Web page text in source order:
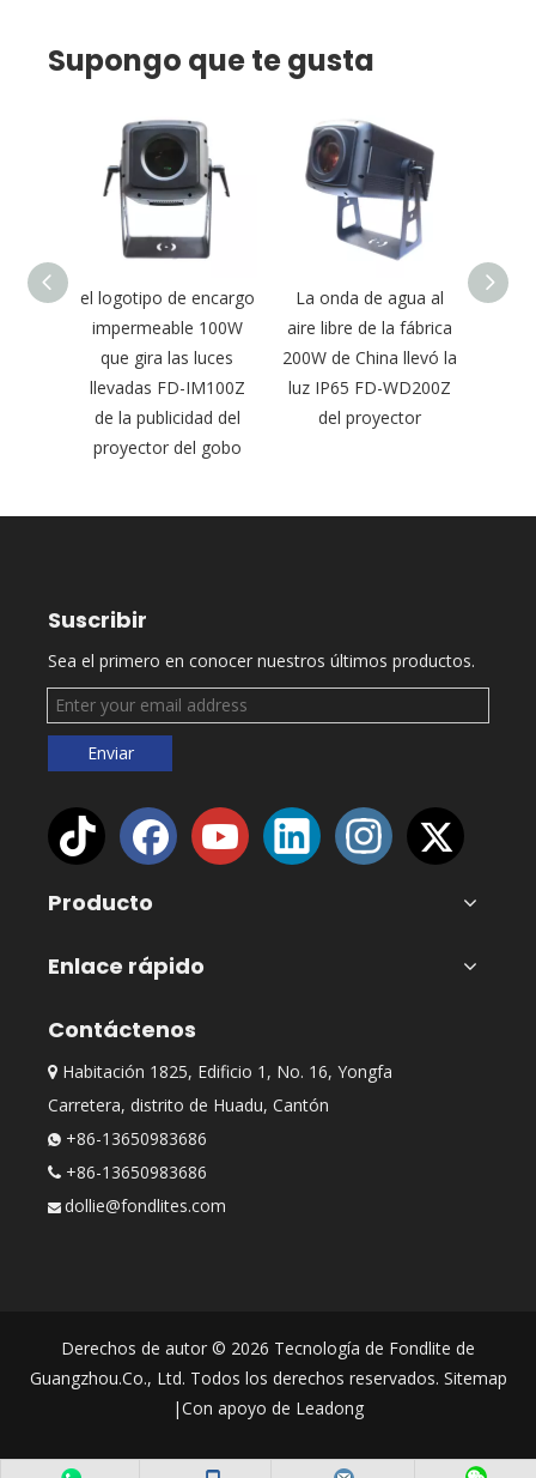
Supongo que te gusta
de
el logotipo de encargo
impermeable 100W
que gira las luces
llevadas FD-IM100Z
de la publicidad del
proyector del gobo
La onda de agua al
aire libre de la fábrica
200W de China llevó la
luz IP65 FD-WD200Z
del proyector
Luz
Suscribir
Sea el primero en conocer nuestros últimos productos.
Enviar
Producto
Enlace rápido
Contáctenos
 Habitación 1825, Edificio 1, No. 16, Yongfa
Carretera, distrito de Huadu, Cantón
 +86-13650983686
 +86-13650983686
 dollie@fondlites.com
Derechos de autor © 2026 Tecnología de Fondlite de
Guangzhou.Co., Ltd. Todos los derechos reservados. Sitemap
|Con apoyo de Leadong